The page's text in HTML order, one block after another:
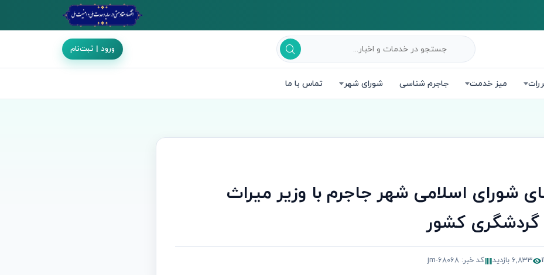
ورود | ثبت‌نام
میز خدمت جاجرم شناسی شورای شهر تماس با ما
شورای اسلامی شهر جاجرم با وزیر میراث
گردشگری کشور
6,833 بازدید کد خبر: jm-68068